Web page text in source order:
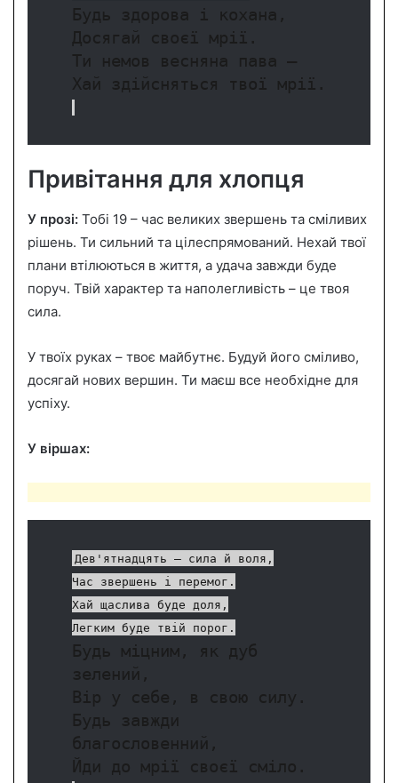
Будь здорова і кохана,
Досягай своєї мрії.
Ти немов весняна пава –
Хай здійсняться твої мрії.
Привітання для хлопця
У прозі: Тобі 19 – час великих звершень та сміливих
рішень. Ти сильний та цілеспрямований. Нехай твої
плани втілюються в життя, а удача завжди буде
поруч. Твій характер та наполегливість – це твоя
сила.
У твоїх руках – твоє майбутнє. Будуй його сміливо,
досягай нових вершин. Ти маєш все необхідне для
успіху.
У віршах:
Дев'ятнадцять – сила й воля,
Час звершень і перемог.
Хай щаслива буде доля,
Легким буде твій порог.
Будь міцним, як дуб
зелений,
Вір у себе, в свою силу.
Будь завжди
благословенний,
Йди до мрії своєї сміло.